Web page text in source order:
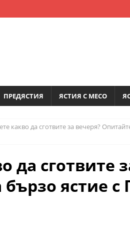
ПРЕДЯСТИЯ ЯСТИЯ С МЕСО
какво да сготвите за вечеря?
да сготвите
ястие